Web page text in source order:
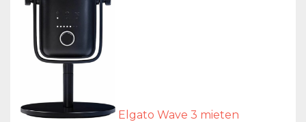
Elgato Wave 3 mieten